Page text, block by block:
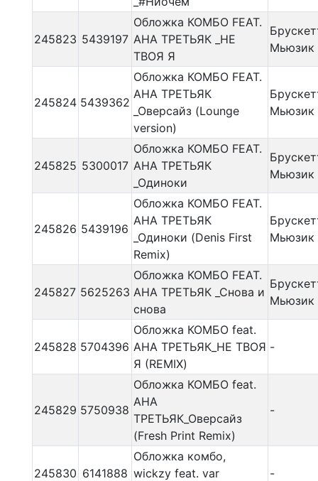
245823 5439197
Обложка КОМБО FEAT.
АНА ТРЕТЬЯК _НЕ
ТВОЯ Я
Мьюзик
245824 5439362
Обложка КОМБО FEAT.
АНА ТРЕТЬЯК
_Оверсайз (Lounge
version)
Мьюзик
245825 5300017
Обложка КОМБО FEAT.
АНА ТРЕТЬЯК
_Одиноки
Мьюзик
245826 5439196
Обложка КОМБО FEAT.
АНА ТРЕТЬЯК
_Одиноки (Denis First
Remix)
Мьюзик
245827 5625263
Обложка КОМБО FEAT.
АНА ТРЕТЬЯК _Снова и
снова
Мьюзик
245828 5704396
Обложка КОМБО feat.
АНА ТРЕТЬЯК_НЕ ТВОЯ
Я (REMIX)
-
245829 5750938
Обложка КОМБО feat.
АНА
ТРЕТЬЯК_Оверсайз
(Fresh Print Remix)
-
245830 6141888
Обложка комбо,
wickzy feat. var
-